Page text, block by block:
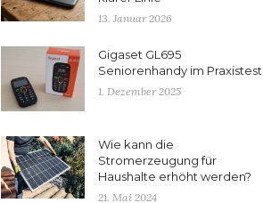
13. Januar 2026
Gigaset GL695
Seniorenhandy im Praxistest
1. Dezember 2025
Wie kann die
Stromerzeugung für
Haushalte erhöht werden?
21. Mai 2024